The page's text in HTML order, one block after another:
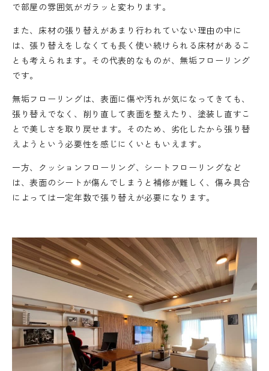
で部屋の雰囲気がガラッと変わります。
また、床材の張り替えがあまり行われていない理由の中に
は、張り替えをしなくても長く使い続けられる床材があるこ
とも考えられます。その代表的なものが、無垢フローリング
です。
無垢フローリングは、表面に傷や汚れが気になってきても、
張り替えでなく、削り直して表面を整えたり、塗装し直すこ
とで美しさを取り戻せます。そのため、劣化したから張り替
えようという必要性を感じにくいともいえます。
一方、クッションフローリング、シートフローリングなど
は、表面のシートが傷んでしまうと補修が難しく、傷み具合
によっては一定年数で張り替えが必要になります。